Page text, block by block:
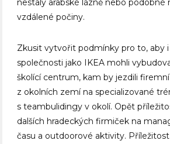
nestaly arabské lázně nebo podobné
vzdálené počiny.
Zkusit vytvořit podmínky pro to, aby
společnosti jako IKEA mohli
školící centrum, kam by jezdili
z okolních zemí na specializované
s teambulidingy v okolí. Opět
dalších hradeckých firmiček na
času a outdoorové aktivity.